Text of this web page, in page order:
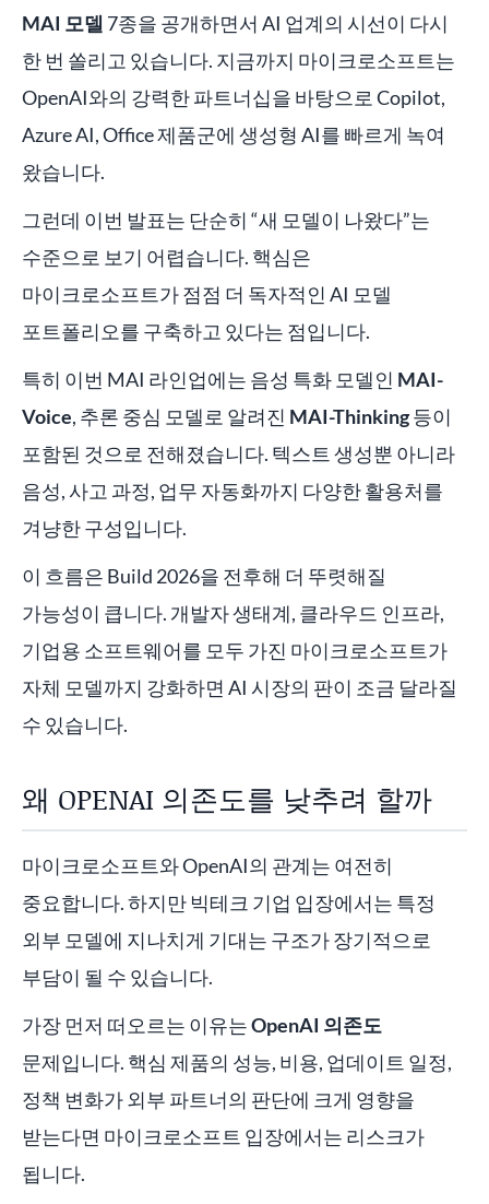
MAI 모델 7종을 공개하면서 AI 업계의 시선이 다시
한 번 쏠리고 있습니다. 지금까지 마이크로소프트는
OpenAI와의 강력한 파트너십을 바탕으로 Copilot,
Azure AI, Office 제품군에 생성형 AI를 빠르게 녹여
왔습니다.
그런데 이번 발표는 단순히 “새 모델이 나왔다”는
수준으로 보기 어렵습니다. 핵심은
마이크로소프트가 점점 더 독자적인 AI 모델
포트폴리오를 구축하고 있다는 점입니다.
특히 이번 MAI 라인업에는 음성 특화 모델인 MAI-
Voice, 추론 중심 모델로 알려진 MAI-Thinking등이
포함된 것으로 전해졌습니다. 텍스트 생성뿐 아니라
음성, 사고 과정, 업무 자동화까지 다양한 활용처를
겨냥한 구성입니다.
이 흐름은 Build 2026을 전후해 더 뚜렷해질
가능성이 큽니다. 개발자 생태계, 클라우드 인프라,
기업용 소프트웨어를 모두 가진 마이크로소프트가
자체 모델까지 강화하면 AI 시장의 판이 조금 달라질
수 있습니다.
왜 OPENAI 의존도를 낮추려 할까
마이크로소프트와 OpenAI의 관계는 여전히
중요합니다. 하지만 빅테크 기업 입장에서는 특정
외부 모델에 지나치게 기대는 구조가 장기적으로
부담이 될 수 있습니다.
가장 먼저 떠오르는 이유는OpenAI 의존도
문제입니다. 핵심 제품의 성능, 비용, 업데이트 일정,
정책 변화가 외부 파트너의 판단에 크게 영향을
받는다면 마이크로소프트 입장에서는 리스크가
됩니다.